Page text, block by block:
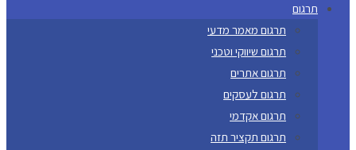
תרגום
תרגום מאמר מדעי
תרגום שיווקי וטכני
תרגום אתרים
תרגום לעסקים
תרגום אקדמי
תרגום תקציר תזה